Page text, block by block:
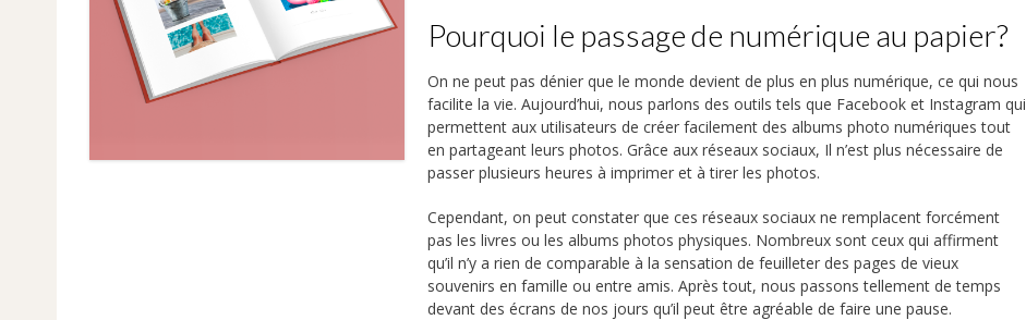
Pourquoi le passage de numérique au papier?
On ne peut pas dénier que le monde devient de plus en plus numérique, ce qui nous
facilite la vie. Aujourd’hui, nous parlons des outils tels que Facebook et Instagram qui
permettent aux utilisateurs de créer facilement des albums photo numériques tout
en partageant leurs photos. Grâce aux réseaux sociaux, Il n’est plus nécessaire de
passer plusieurs heures à imprimer et à tirer les photos.
Cependant, on peut constater que ces réseaux sociaux ne remplacent forcément
pas les livres ou les albums photos physiques. Nombreux sont ceux qui affirment
qu’il n’y a rien de comparable à la sensation de feuilleter des pages de vieux
souvenirs en famille ou entre amis. Après tout, nous passons tellement de temps
devant des écrans de nos jours qu’il peut être agréable de faire une pause.